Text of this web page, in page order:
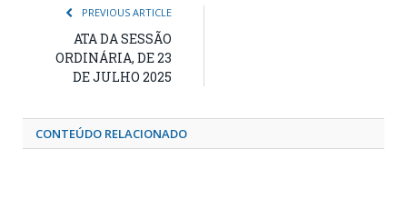
PREVIOUS ARTICLE
ATA DA SESSÃO
ORDINÁRIA, DE 23
DE JULHO 2025
CONTEÚDO RELACIONADO